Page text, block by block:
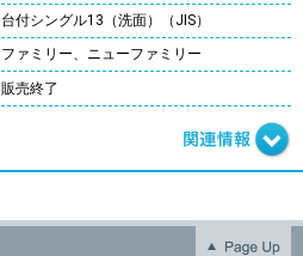
台付シングル13（洗面）（JIS）
ファミリー、ニューファミリー
販売終了